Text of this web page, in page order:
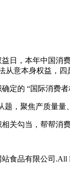
，本年中国消
意本身权益，四
的 “国际消费者
，聚焦产质量量
勾当，帮帮消费
食品有限公司.All